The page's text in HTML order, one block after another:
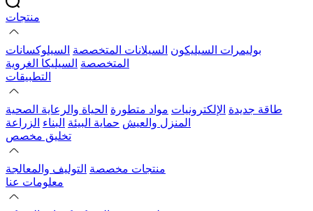
منتجات
بوليمرات السيليكون السيلانات المتخصصة السيلوكسانات
المتخصصة السيليكا الغروية
التطبيقات
طاقة جديدة الإلكترونيات مواد متطورة الحياة والرعاية الصحية
المنزل والعيش حماية البيئة البناء الزراعة
تخليق مخصص
منتجات مخصصة التوليف والمعالجة
معلومات عنا